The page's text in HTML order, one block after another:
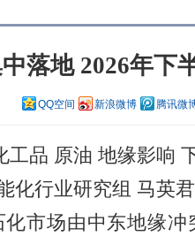
落地 2026年下
QQ空间 新浪微博 腾讯微
工品 原油 地缘影响
化行业研究组 马英君
化市场由中东地缘